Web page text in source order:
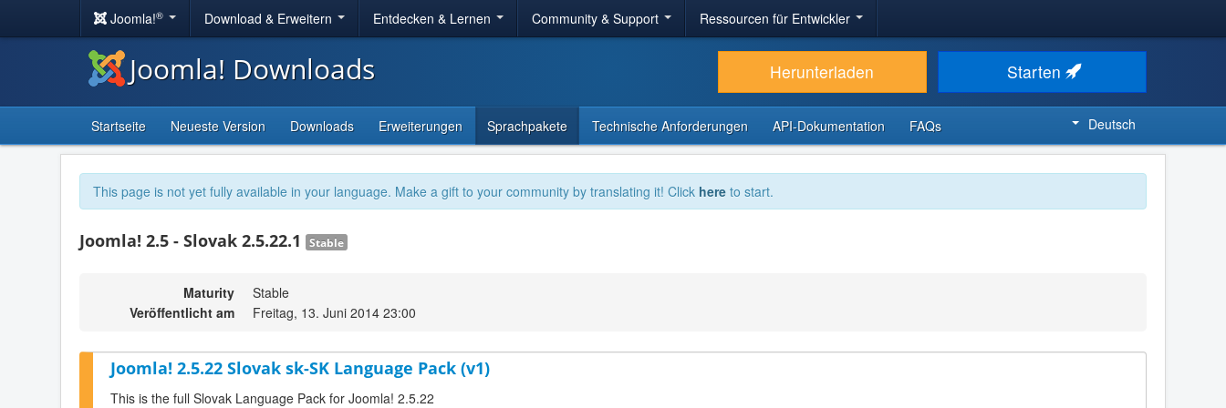
Joomla!® Download & Erweitern Entdecken & Lernen Community & Support Ressourcen für Entwickler
Joomla! Downloads Herunterladen Starten
Startseite Neueste Version Downloads Erweiterungen Sprachpakete Technische Anforderungen API-Dokumentation FAQs Deutsch
This page is not yet fully available in your language. Make a gift to your community by translating it! Click here to start.
Joomla! 2.5 - Slovak 2.5.22.1 Stable
Maturity
Stable
Veröffentlicht am
Freitag, 13. Juni 2014 23:00
Joomla! 2.5.22 Slovak sk-SK Language Pack (v1)
This is the full Slovak Language Pack for Joomla! 2.5.22